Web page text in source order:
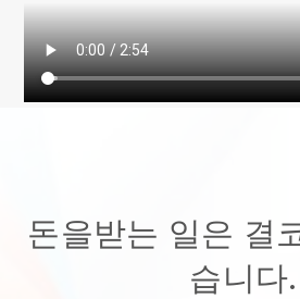
돈을받는 일은 결
습니다.